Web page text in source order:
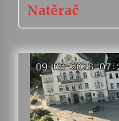
Natěrač